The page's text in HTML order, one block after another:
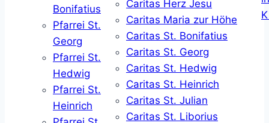
Bonifatius
Pfarrei St.
Georg
Pfarrei St.
Hedwig
Pfarrei St.
Heinrich
Caritas Herz Jesu
Caritas Maria zur Höhe
Caritas St. Bonifatius
Caritas St. Georg
Caritas St. Hedwig
Caritas St. Heinrich
Caritas St. Julian
Caritas St. Liborius